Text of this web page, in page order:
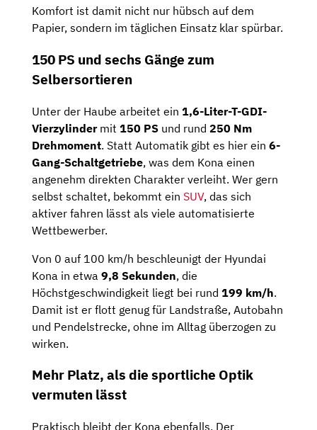
Komfort ist damit nicht nur hübsch auf dem
Papier, sondern im täglichen Einsatz klar spürbar.
150 PS und sechs Gänge zum
Selbersortieren
Unter der Haube arbeitet ein 1,6-Liter-T-GDI-
Vierzylindermit 150 PS und rund 250 Nm
Drehmoment. Statt Automatik gibt es hier ein 6-
Gang-Schaltgetriebe, was dem Kona einen
angenehm direkten Charakter verleiht. Wer gern
selbst schaltet, bekommt ein SUV, das sich
aktiver fahren lässt als viele automatisierte
Wettbewerber.
Von 0 auf 100 km/h beschleunigt der Hyundai
Kona in etwa 9,8 Sekunden, die
Höchstgeschwindigkeit liegt bei rund 199 km/h.
Damit ist er flott genug für Landstraße, Autobahn
und Pendelstrecke, ohne im Alltag überzogen zu
wirken.
Mehr Platz, als die sportliche Optik
vermuten lässt
Praktisch bleibt der Kona ebenfalls. Der